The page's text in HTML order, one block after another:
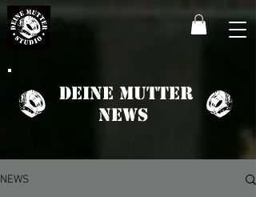
Deine Mutter
News
NEWS